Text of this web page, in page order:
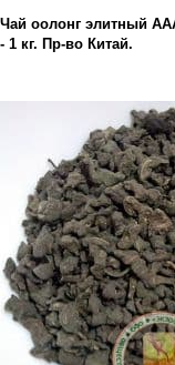
Чай оолонг элитный
- 1 кг. Пр-во Китай.